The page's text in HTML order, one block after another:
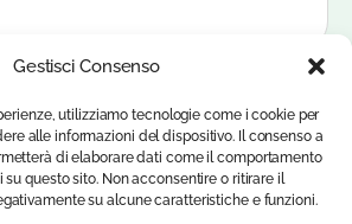
Gestisci Consenso
utilizziamo tecnologie come i cookie per
alle informazioni del dispositivo. Il consenso a
di elaborare dati come il comportamento
questo sito. Non acconsentire o ritirare il
su alcune caratteristiche e funzioni.